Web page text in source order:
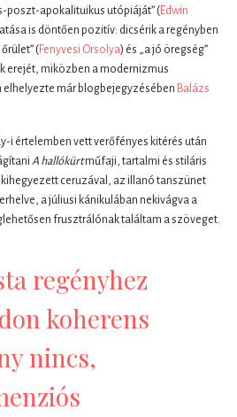
poszt-apokalituikus utópiáját” (Edwin
is döntően pozitív: dicsérik a regényben
(Fenyvesi Orsolya) és „a jó öregség”
erejét, miközben a modernizmus
elhelyezte már blogbejegyzésében Balázs
i értelemben vett verőfényes kitérés után
A hallókürtműfaji, tartalmi és stiláris
ceruzával, az illanó tanszünet
a júliusi kánikulában nekivágva a
frusztrálónak találtam a szöveget.
regényhez
koherens
nincs,